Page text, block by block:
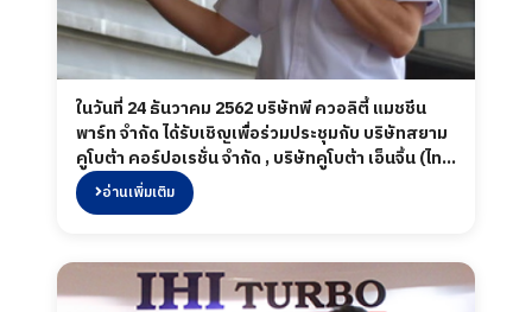
ในวันที่ 24 ธันวาคม 2562 บริษัทพี ควอลิตี้ แมชชีน
พาร์ท จำกัด ได้รับเชิญเพื่อร่วมประชุมกับ บริษัทสยาม
คูโบต้า คอร์ปอเรชั่น จำกัด , บริษัทคูโบต้า เอ็นจิ้น (ไทย
แลนด์) จำกัด และบริษัทคูโบต้า โพรเคียวเมนต์ แอนด์
เทรดดิ้ง (ประเทศไทย) จำกัด ในงาน "Kubota
นิทรรศการและการประชุมไบเทค บางนา
อ่านเพิ่มเติม